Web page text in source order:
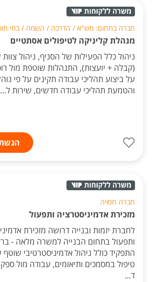
חברה בתחום: מש"א / הדרכה / השמה / בתי
מנהלת קליניקה לטיפולים אסתטיים
(קבלה + יועצות), התנהלות שוטפת מול
על ביצוע תהליכי עבודה תקינים על פי
והטמעת תהליכי עבודה חדשים, שירות ל...
חברה חסויה
מזכירת אדמיניסטרציה ותפעול
לחברת יזמות ובנייה דרושה מזכירת
ותפעול בתחום הבנייה למשרה מלאה -
התפקיד כולל ניהול אדמיניסטרטיבי
טיפול במסמכים ותיאומים, עבודה מול
ד...